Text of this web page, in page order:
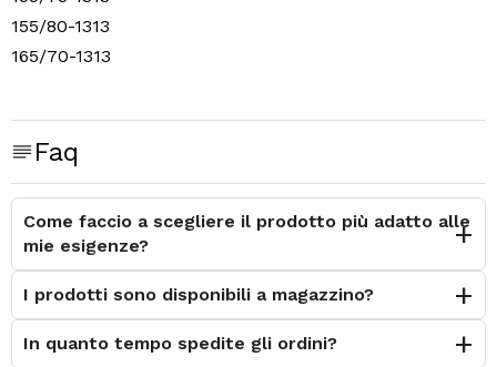
155/80-1313
165/70-1313
175/65-1313
175/70-1313
185/70-1313
195/60-1313
195/65-1313
205/55-1313
205/60-1313
215/60-1313
Faq
Come faccio a scegliere il prodotto più adatto alle
mie esigenze?
I prodotti sono disponibili a magazzino?
In quanto tempo spedite gli ordini?